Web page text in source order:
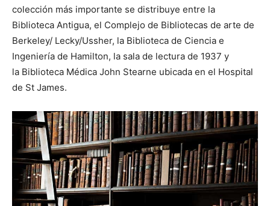
colección más importante se distribuye entre la
Biblioteca Antigua, el Complejo de Bibliotecas de arte de
Berkeley/ Lecky/Ussher, la Biblioteca de Ciencia e
Ingeniería de Hamilton, la sala de lectura de 1937 y
la Biblioteca Médica John Stearne ubicada en el Hospital
de St James.